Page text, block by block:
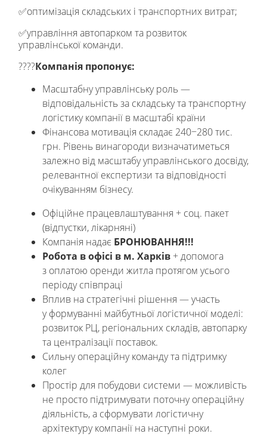
✅оптимізація складських і транспортних витрат;
✅управління автопарком та розвиток
управлінської команди.
????Компанія пропонує:
Масштабну управлінську роль —
відповідальність за складську та транспортну
логістику компанії в масштабі країни
Фінансова мотивація складає 240−280 тис.
грн. Рівень винагороди визначатиметься
залежно від масштабу управлінського досвіду,
релевантної експертизи та відповідності
очікуванням бізнесу.
Офіційне працевлаштування + соц. пакет
(відпустки, лікарняні)
Компанія надає БРОНЮВАННЯ!!!
Робота в офісі в м. Харків + допомога
з оплатою оренди житла протягом усього
періоду співпраці
Вплив на стратегічні рішення — участь
у формуванні майбутньої логістичної моделі:
розвиток РЦ, регіональних складів, автопарку
та централізації поставок.
Сильну операційну команду та підтримку
колег
Простір для побудови системи — можливість
не просто підтримувати поточну операційну
діяльність, а сформувати логістичну
архітектуру компанії на наступні роки.